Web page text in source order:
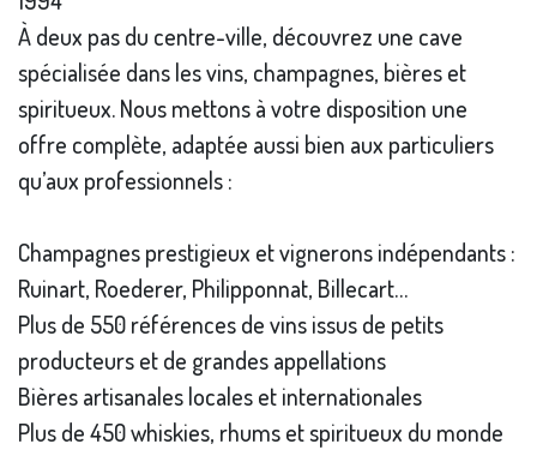
À deux pas du centre-ville, découvrez une cave
spécialisée dans les vins, champagnes, bières et
spiritueux. Nous mettons à votre disposition une
offre complète, adaptée aussi bien aux particuliers
qu’aux professionnels :
Champagnes prestigieux et vignerons indépendants :
Ruinart, Roederer, Philipponnat, Billecart…
Plus de 550 références de vins issus de petits
producteurs et de grandes appellations
Bières artisanales locales et internationales
Plus de 450 whiskies, rhums et spiritueux du monde